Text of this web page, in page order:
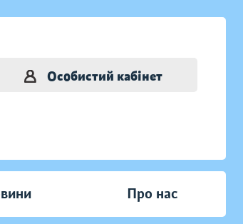
Особистий кабінет
Про нас